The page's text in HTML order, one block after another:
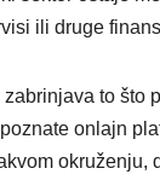
ili druge
zabrinjava to što
onlajn
okruženju,